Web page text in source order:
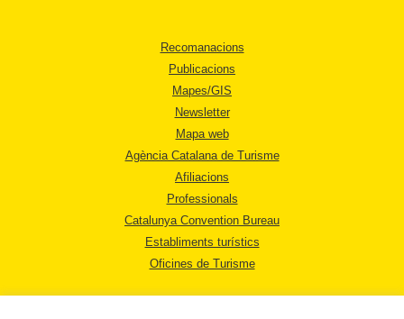
Recomanacions
Publicacions
Mapes/GIS
Newsletter
Mapa web
Agència Catalana de Turisme
Afiliacions
Professionals
Catalunya Convention Bureau
Establiments turístics
Oficines de Turisme